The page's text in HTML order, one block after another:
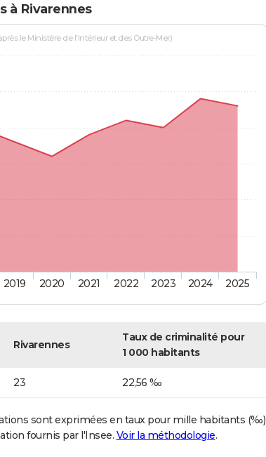
à Rivarennes
le Ministère de l'Intérieur et des Outre-Mer)
2019 2020 2021 2022 2023 2024 2025
Rivarennes
Taux de criminalité pour
1 000 habitants
23 22,56 ‰
sont exprimées en taux pour mille habitants (‰)
fournis par l'Insee. Voir la méthodologie.